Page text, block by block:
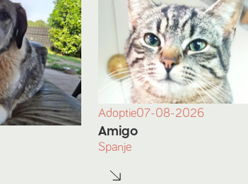
Adoptie07-08-2026
Amigo
Spanje